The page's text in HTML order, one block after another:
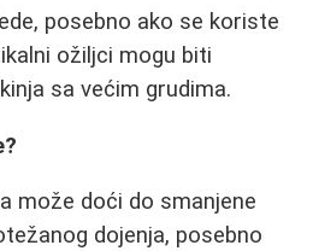
posebno ako se koriste
ožiljci mogu biti
sa većim grudima.
može doći do smanjene
dojenja, posebno